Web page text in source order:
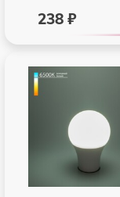
238 ₽